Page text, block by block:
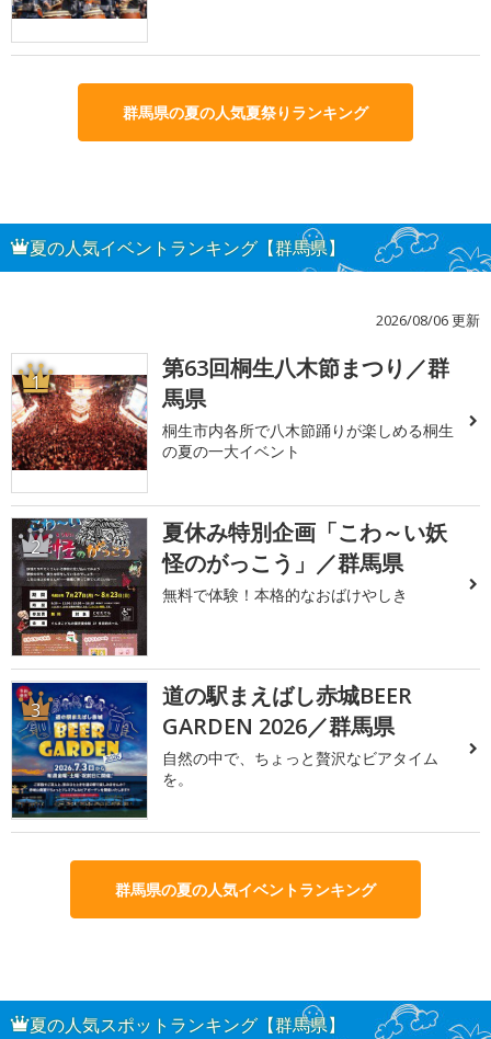
群馬県の夏の人気夏祭りランキング
夏の人気イベントランキング【群馬県】
2026/08/06 更新
1
第63回桐生八木節まつり／群
馬県
桐生市内各所で八木節踊りが楽しめる桐生
の夏の一大イベント
2
夏休み特別企画「こわ～い妖
怪のがっこう」／群馬県
無料で体験！本格的なおばけやしき
3
道の駅まえばし赤城BEER
GARDEN 2026／群馬県
自然の中で、ちょっと贅沢なビアタイム
を。
群馬県の夏の人気イベントランキング
夏の人気スポットランキング【群馬県】